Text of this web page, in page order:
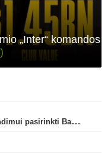
„Inter“ komandos
Paaiškėjo, kas turėjo įtakos Rodri sprendimui pasirinkti Barselonos pusę